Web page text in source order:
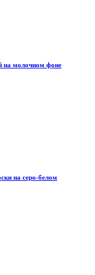
на молочном фоне
на серо-белом